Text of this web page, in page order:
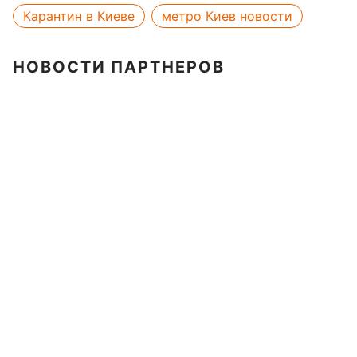
Карантин в Киеве метро Киев новости
НОВОСТИ ПАРТНЕРОВ